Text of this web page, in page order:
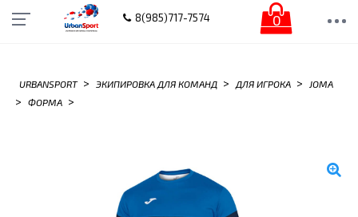
8(985)717-7574 0
URBANSPORT > ЭКИПИРОВКА ДЛЯ КОМАНД > ДЛЯ ИГРОКА > JOMA
> ФОРМА >